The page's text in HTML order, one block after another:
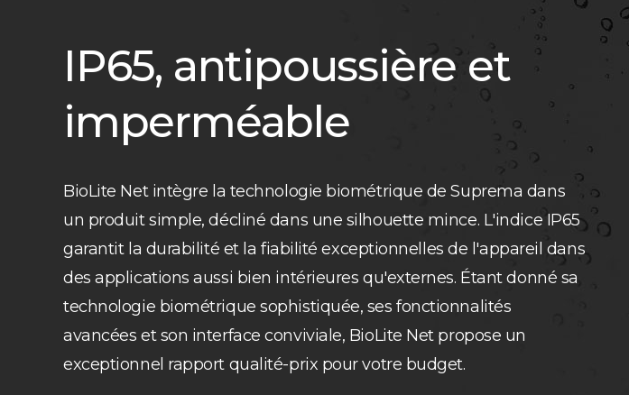
IP65, antipoussière et
imperméable
BioLite Net intègre la technologie biométrique de Suprema dans
un produit simple, décliné dans une silhouette mince. L'indice IP65
garantit la durabilité et la fiabilité exceptionnelles de l'appareil dans
des applications aussi bien intérieures qu'externes. Étant donné sa
technologie biométrique sophistiquée, ses fonctionnalités
avancées et son interface conviviale, BioLite Net propose un
exceptionnel rapport qualité-prix pour votre budget.